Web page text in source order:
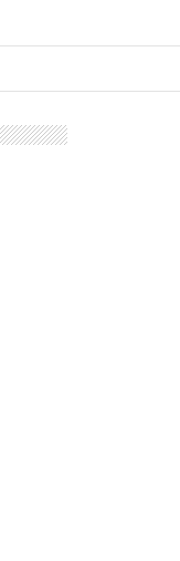
de ajutorul nostru!